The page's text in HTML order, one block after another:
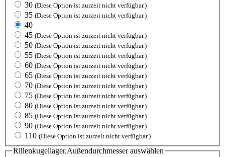
30 (Diese Option ist zurzeit nicht verfügbar.)
35 (Diese Option ist zurzeit nicht verfügbar.)
40
45 (Diese Option ist zurzeit nicht verfügbar.)
50 (Diese Option ist zurzeit nicht verfügbar.)
55 (Diese Option ist zurzeit nicht verfügbar.)
60 (Diese Option ist zurzeit nicht verfügbar.)
65 (Diese Option ist zurzeit nicht verfügbar.)
70 (Diese Option ist zurzeit nicht verfügbar.)
75 (Diese Option ist zurzeit nicht verfügbar.)
80 (Diese Option ist zurzeit nicht verfügbar.)
85 (Diese Option ist zurzeit nicht verfügbar.)
90 (Diese Option ist zurzeit nicht verfügbar.)
110 (Diese Option ist zurzeit nicht verfügbar.)
Rillenkugellager.Außendurchmesserauswählen